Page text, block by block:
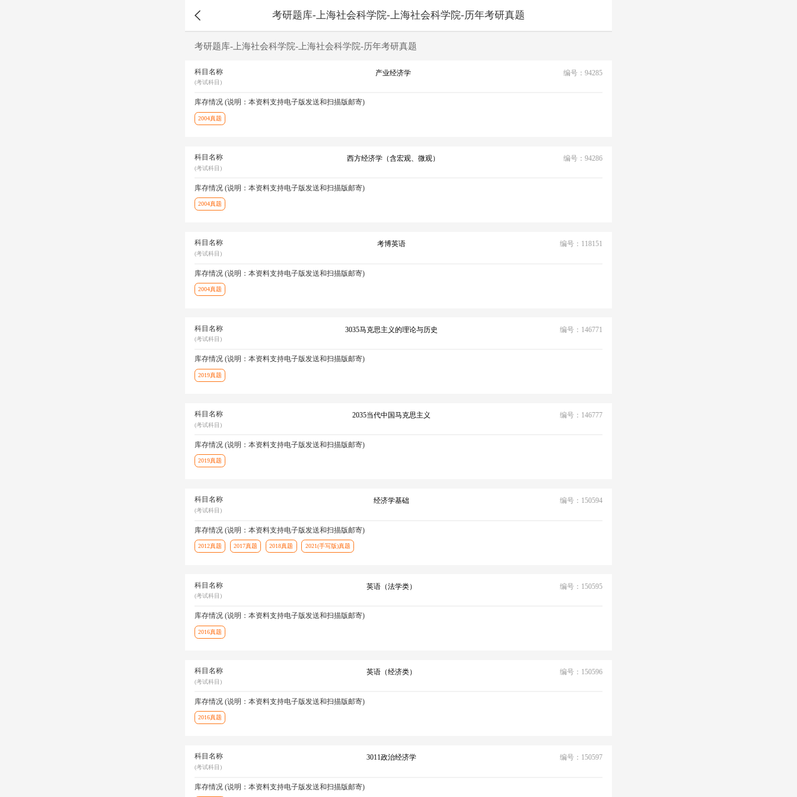
考研题库-上海社会科学院-上海社会科学院-历年考研真题
考研题库-上海社会科学院-上海社会科学院-历年考研真题
科目名称
(考试科目)
产业经济学 编号：94285
库存情况 (说明：本资料支持电子版发送和扫描版邮寄)
2004真题
科目名称
(考试科目)
西方经济学（含宏观、微观） 编号：94286
库存情况 (说明：本资料支持电子版发送和扫描版邮寄)
2004真题
科目名称
(考试科目)
考博英语 编号：118151
库存情况 (说明：本资料支持电子版发送和扫描版邮寄)
2004真题
科目名称
(考试科目)
3035马克思主义的理论与历史 编号：146771
库存情况 (说明：本资料支持电子版发送和扫描版邮寄)
2019真题
科目名称
(考试科目)
2035当代中国马克思主义 编号：146777
库存情况 (说明：本资料支持电子版发送和扫描版邮寄)
2019真题
科目名称
(考试科目)
经济学基础 编号：150594
库存情况 (说明：本资料支持电子版发送和扫描版邮寄)
2012真题 2017真题 2018真题 2021(手写版)真题
科目名称
(考试科目)
英语（法学类） 编号：150595
库存情况 (说明：本资料支持电子版发送和扫描版邮寄)
2016真题
科目名称
(考试科目)
英语（经济类） 编号：150596
库存情况 (说明：本资料支持电子版发送和扫描版邮寄)
2016真题
科目名称
(考试科目)
3011政治经济学 编号：150597
库存情况 (说明：本资料支持电子版发送和扫描版邮寄)